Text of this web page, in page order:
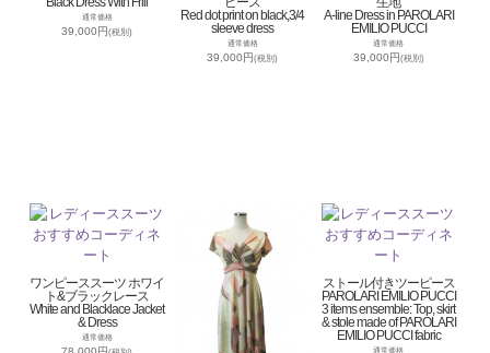
通常価格
39,000円(税別)
Red dot print on black,3/4
sleeve dress
通常価格
39,000円(税別)
A-line Dress in PAROLARI
EMILIO PUCCI
通常価格
39,000円 (税別)
ワンピーススーツ ホワイ
ト&ブラックレース
White and Blacklace Jacket
& Dress
通常価格
ストール付きツーピース
PAROLARI EMILIO PUCCI
3 items ensemble: Top, skirt
& stole made of PAROLARI
EMILIO PUCCI fabric
通常価格